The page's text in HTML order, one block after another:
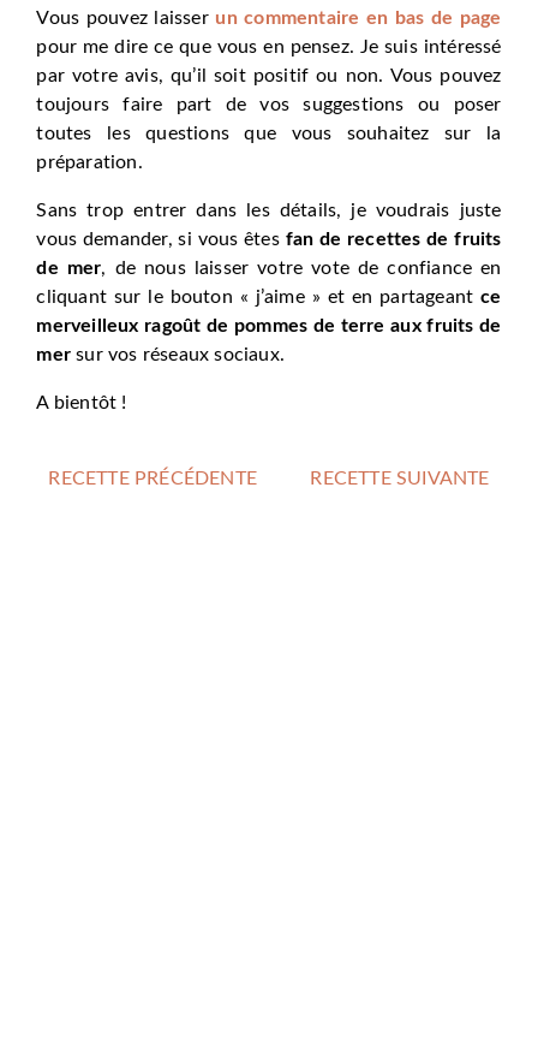
Vous pouvez laisser un commentaire en bas de page
pour me dire ce que vous en pensez. Je suis intéressé
par votre avis, qu’il soit positif ou non. Vous pouvez
toujours faire part de vos suggestions ou poser
toutes les questions que vous souhaitez sur la
préparation.
Sans trop entrer dans les détails, je voudrais juste
vous demander, si vous êtes fan de recettes de fruits
de mer, de nous laisser votre vote de confiance en
cliquant sur le bouton « j’aime » et en partageantce
merveilleux ragoût de pommes de terre aux fruits de
mer sur vos réseaux sociaux.
A bientôt !
RECETTE PRÉCÉDENTE RECETTE SUIVANTE